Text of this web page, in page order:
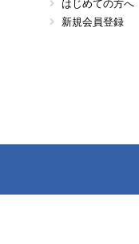
はじめての方へ
新規会員登録